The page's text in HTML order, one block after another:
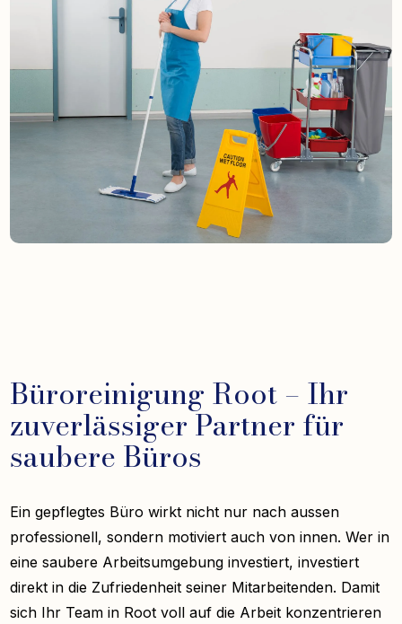
Büroreinigung Root – Ihr
zuverlässiger Partner für
saubere Büros
Ein gepflegtes Büro wirkt nicht nur nach aussen
professionell, sondern motiviert auch von innen. Wer in
eine saubere Arbeitsumgebung investiert, investiert
direkt in die Zufriedenheit seiner Mitarbeitenden. Damit
sich Ihr Team in Root voll auf die Arbeit konzentrieren